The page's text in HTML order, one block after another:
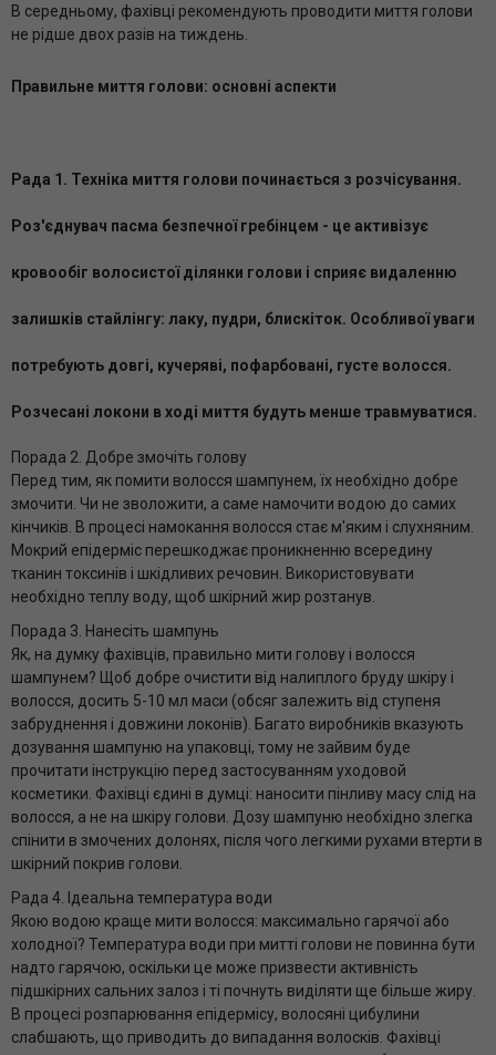
В середньому, фахівці рекомендують проводити миття голови
не рідше двох разів на тиждень.
Правильне миття голови: основні аспекти
Рада 1. Техніка миття голови починається з розчісування.
Роз'єднувач пасма безпечної гребінцем - це активізує
кровообіг волосистої ділянки голови і сприяє видаленню
залишків стайлінгу: лаку, пудри, блискіток. Особливої ​​уваги
потребують довгі, кучеряві, пофарбовані, густе волосся.
Розчесані локони в ході миття будуть менше травмуватися.
Порада 2. Добре змочіть голову
Перед тим, як помити волосся шампунем, їх необхідно добре
змочити. Чи не зволожити, а саме намочити водою до самих
кінчиків. В процесі намокання волосся стає м'яким і слухняним.
Мокрий епідерміс перешкоджає проникненню всередину
тканин токсинів і шкідливих речовин. Використовувати
необхідно теплу воду, щоб шкірний жир розтанув.
Порада 3. Нанесіть шампунь
Як, на думку фахівців, правильно мити голову і волосся
шампунем? Щоб добре очистити від налиплого бруду шкіру і
волосся, досить 5-10 мл маси (обсяг залежить від ступеня
забруднення і довжини локонів). Багато виробників вказують
дозування шампуню на упаковці, тому не зайвим буде
прочитати інструкцію перед застосуванням уходовой
косметики. Фахівці єдині в думці: наносити пінливу масу слід на
волосся, а не на шкіру голови. Дозу шампуню необхідно злегка
спінити в змочених долонях, після чого легкими рухами втерти в
шкірний покрив голови.
Рада 4. Ідеальна температура води
Якою водою краще мити волосся: максимально гарячої або
холодної? Температура води при митті голови не повинна бути
надто гарячою, оскільки це може призвести активність
підшкірних сальних залоз і ті почнуть виділяти ще більше жиру.
В процесі розпарювання епідермісу, волосяні цибулини
слабшають, що приводить до випадання волосків. Фахівці